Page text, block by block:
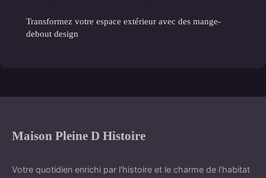
Transformez votre espace extérieur avec des mange-
debout design
Maison Pleine D Histoire
Votre quotidien enrichi par l'histoire et le charme de l'habitat